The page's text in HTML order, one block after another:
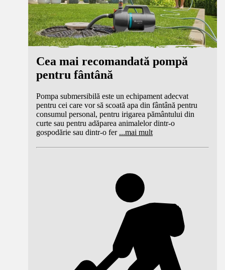
Cea mai recomandată pompă
pentru fântână
Pompa submersibilă este un echipament adecvat
pentru cei care vor să scoată apa din fântână pentru
consumul personal, pentru irigarea pământului din
curte sau pentru adăparea animalelor dintr-o
gospodărie sau dintr-o fer ...mai mult